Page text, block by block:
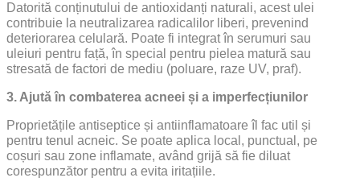
Datorită conținutului de antioxidanți naturali, acest ulei
contribuie la neutralizarea radicalilor liberi, prevenind
deteriorarea celulară. Poate fi integrat în serumuri sau
uleiuri pentru față, în special pentru pielea matură sau
stresată de factori de mediu (poluare, raze UV, praf).
3. Ajută în combaterea acneei și a imperfecțiunilor
Proprietățile antiseptice și antiinflamatoare îl fac util și
pentru tenul acneic. Se poate aplica local, punctual, pe
coșuri sau zone inflamate, având grijă să fie diluat
corespunzător pentru a evita iritațiile.